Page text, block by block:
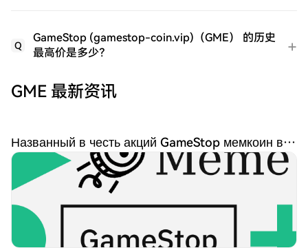
Q
GameStop (gamestop-coin.vip)（GME） 的历史
最高价是多少？
GME 最新资讯
Названный в честь акций GameStop мемкоин взлетел в цене на 200%